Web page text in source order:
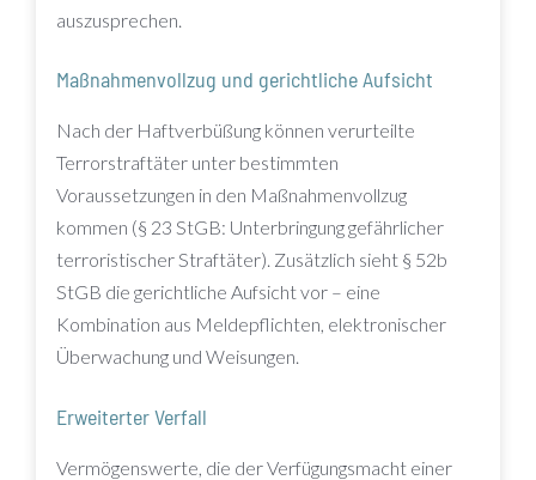
auszusprechen.
Maßnahmenvollzug und gerichtliche Aufsicht
Nach der Haftverbüßung können verurteilte
Terrorstraftäter unter bestimmten
Voraussetzungen in den Maßnahmenvollzug
kommen (§ 23 StGB: Unterbringung gefährlicher
terroristischer Straftäter). Zusätzlich sieht § 52b
StGB die gerichtliche Aufsicht vor – eine
Kombination aus Meldepflichten, elektronischer
Überwachung und Weisungen.
Erweiterter Verfall
Vermögenswerte, die der Verfügungsmacht einer